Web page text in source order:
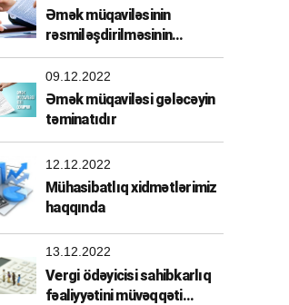
Əmək müqaviləsinin
rəsmiləşdirilməsinin
üstünlükləri
09.12.2022
Əmək müqaviləsi gələcəyin
təminatıdır
12.12.2022
Mühasibatlıq xidmətlərimiz
haqqında
13.12.2022
Vergi ödəyicisi sahibkarlıq
fəaliyyətini müvəqqəti